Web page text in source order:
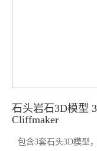
石头岩石3D模型
Cliffmaker
包含3套石头3D模型